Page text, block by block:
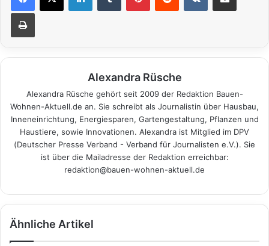
Alexandra Rüsche
Alexandra Rüsche gehört seit 2009 der Redaktion Bauen-
Wohnen-Aktuell.de an. Sie schreibt als Journalistin über Hausbau,
Inneneinrichtung, Energiesparen, Gartengestaltung, Pflanzen und
Haustiere, sowie Innovationen. Alexandra ist Mitglied im DPV
(Deutscher Presse Verband - Verband für Journalisten e.V.). Sie
ist über die Mailadresse der Redaktion erreichbar:
redaktion@bauen-wohnen-aktuell.de
Ähnliche Artikel